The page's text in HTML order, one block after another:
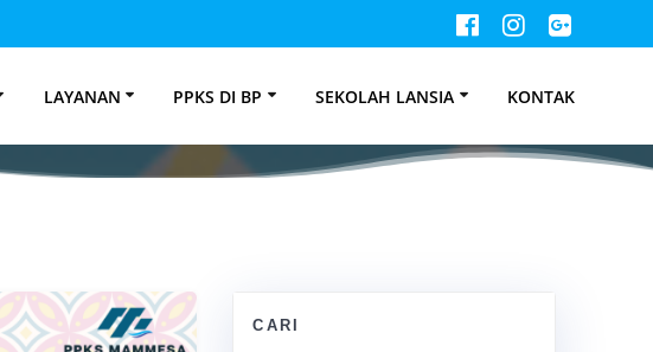
LAYANAN PPKS DI BP SEKOLAH LANSIA KONTAK
CARI